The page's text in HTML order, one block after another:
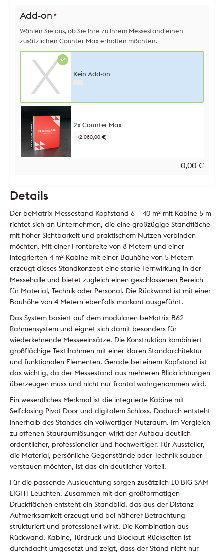
Add-on *
Wählen Sie aus, ob Sie Ihre zu Ihrem Messestand einen
zusätzlichen Counter Max erhalten möchten.
Kein Add-on
2x Counter Max
(2.080,00 €)
0,00 €
Details
Der beMatrix Messestand Kopfstand 6 – 40 m² mit Kabine 5 m
richtet sich an Unternehmen, die eine großzügige Standfläche
mit hoher Sichtbarkeit und praktischem Nutzen verbinden
möchten. Mit einer Frontbreite von 8 Metern und einer
integrierten 4 m² Kabine mit einer Bauhöhe von 5 Metern
erzeugt dieses Standkonzept eine starke Fernwirkung in der
Messehalle und bietet zugleich einen geschlossenen Bereich
für Material, Technik oder Personal. Die Rückwand ist mit einer
Bauhöhe von 4 Metern ebenfalls markant ausgeführt.
Das System basiert auf dem modularen beMatrix B62
Rahmensystem und eignet sich damit besonders für
wiederkehrende Messeeinsätze. Die Konstruktion kombiniert
großflächige Textilrahmen mit einer klaren Standarchitektur
und funktionalen Elementen. Gerade bei einem Kopfstand ist
das wichtig, da der Messestand aus mehreren Blickrichtungen
überzeugen muss und nicht nur frontal wahrgenommen wird.
Ein wesentliches Merkmal ist die integrierte Kabine mit
Selfclosing Pivot Door und digitalem Schloss. Dadurch entsteht
innerhalb des Standes ein vollwertiger Nutzraum. Im Vergleich
zu offenen Stauraumlösungen wirkt der Aufbau deutlich
ordentlicher, professioneller und hochwertiger. Für Aussteller,
die Material, persönliche Gegenstände oder Technik sauber
verstauen möchten, ist das ein deutlicher Vorteil.
Für die passende Ausleuchtung sorgen zusätzlich 10 BIG SAM
LIGHT Leuchten. Zusammen mit den großformatigen
Druckflächen entsteht ein Standbild, das aus der Distanz
Aufmerksamkeit erzeugt und bei näherer Betrachtung
strukturiert und professionell wirkt. Die Kombination aus
Rückwand, Kabine, Türdruck und Blockout-Rückseiten ist
durchdacht umgesetzt und zeigt, dass der Stand nicht nur